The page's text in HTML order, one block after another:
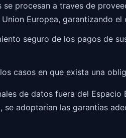
procesan a traves de
Europea, garantizando el
seguro de los pagos de
casos en que exista una
de datos fuera del Espacio
adoptarian las garantias